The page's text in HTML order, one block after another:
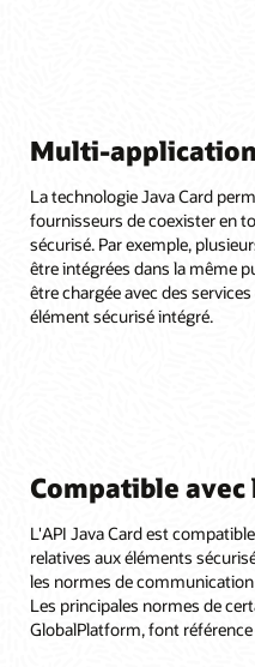
Multi-
La technologie Java Card
fournisseurs de coexister en
sécurisé. Par exemple,
être intégrées dans la même
être chargée avec des
élément sécurisé intégré.
Compatible avec
L'API Java Card est
relatives aux éléments
les normes de
Les principales normes de
GlobalPlatform, font référence